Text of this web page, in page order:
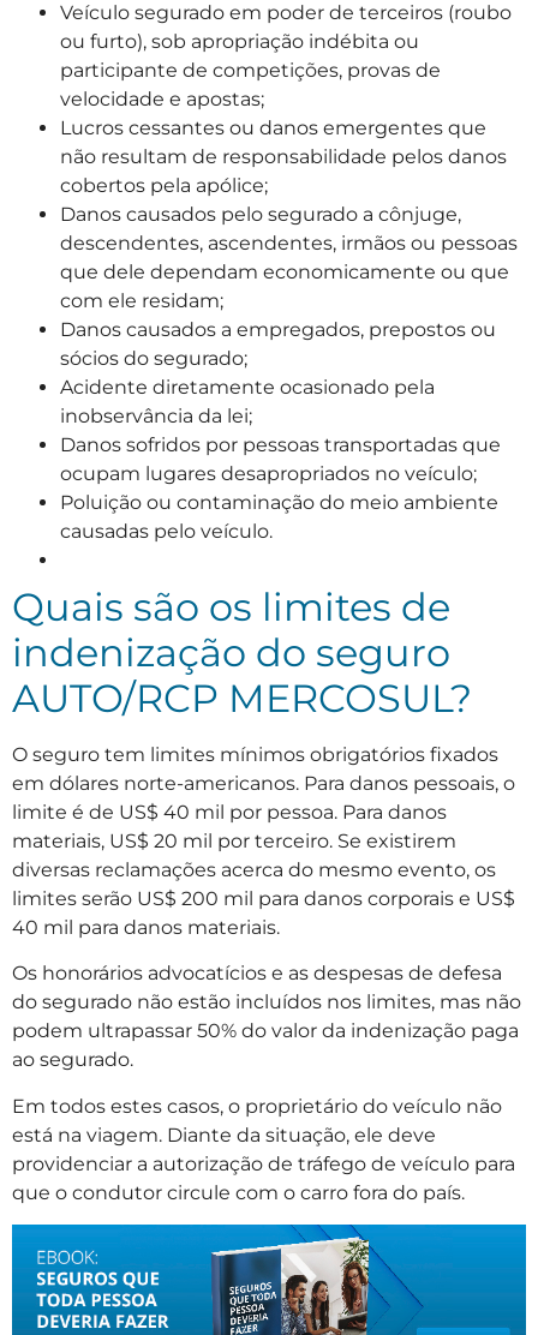
Veículo segurado em poder de terceiros (roubo
ou furto), sob apropriação indébita ou
participante de competições, provas de
velocidade e apostas;
Lucros cessantes ou danos emergentes que
não resultam de responsabilidade pelos danos
cobertos pela apólice;
Danos causados pelo segurado a cônjuge,
descendentes, ascendentes, irmãos ou pessoas
que dele dependam economicamente ou que
com ele residam;
Danos causados a empregados, prepostos ou
sócios do segurado;
Acidente diretamente ocasionado pela
inobservância da lei;
Danos sofridos por pessoas transportadas que
ocupam lugares desapropriados no veículo;
Poluição ou contaminação do meio ambiente
causadas pelo veículo.
Quais são os limites de
indenização do seguro
AUTO/RCP MERCOSUL?
O seguro tem limites mínimos obrigatórios fixados
em dólares norte-americanos. Para danos pessoais, o
limite é de US$ 40 mil por pessoa. Para danos
materiais, US$ 20 mil por terceiro. Se existirem
diversas reclamações acerca do mesmo evento, os
limites serão US$ 200 mil para danos corporais e US$
40 mil para danos materiais.
Os honorários advocatícios e as despesas de defesa
do segurado não estão incluídos nos limites, mas não
podem ultrapassar 50% do valor da indenização paga
ao segurado.
Em todos estes casos, o proprietário do veículo não
está na viagem. Diante da situação, ele deve
providenciar a autorização de tráfego de veículo para
que o condutor circule com o carro fora do país.